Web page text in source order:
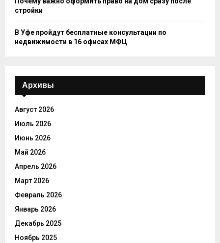
стройки
В Уфе пройдут бесплатные консультации по
недвижимости в 16 офисах МФЦ
Архивы
Август 2026
Июль 2026
Июнь 2026
Май 2026
Апрель 2026
Март 2026
Февраль 2026
Январь 2026
Декабрь 2025
Ноябрь 2025